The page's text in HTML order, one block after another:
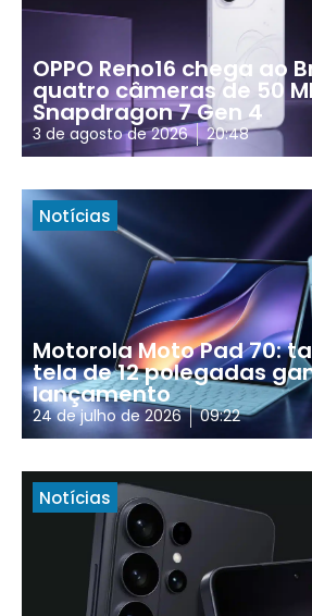
OPPO Reno16 chega ao
quatro câmeras de 50
Snapdragon 7 Gen 4
3 de agosto de 2026 20:48
Notícias
Motorola Moto Pad 70:
tela de 12 polegadas
lançamento
24 de julho de 2026 09:22
Notícias